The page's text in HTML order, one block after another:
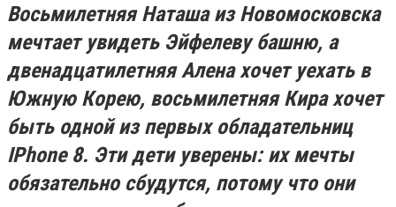
Восьмилетняя Наташа из Новомосковска
мечтает увидеть Эйфелеву башню, а
двенадцатилетняя Алена хочет уехать в
Южную Корею, восьмилетняя Кира хочет
быть одной из первых обладательниц
IPhone 8. Эти дети уверены: их мечты
обязательно сбудутся, потому что они